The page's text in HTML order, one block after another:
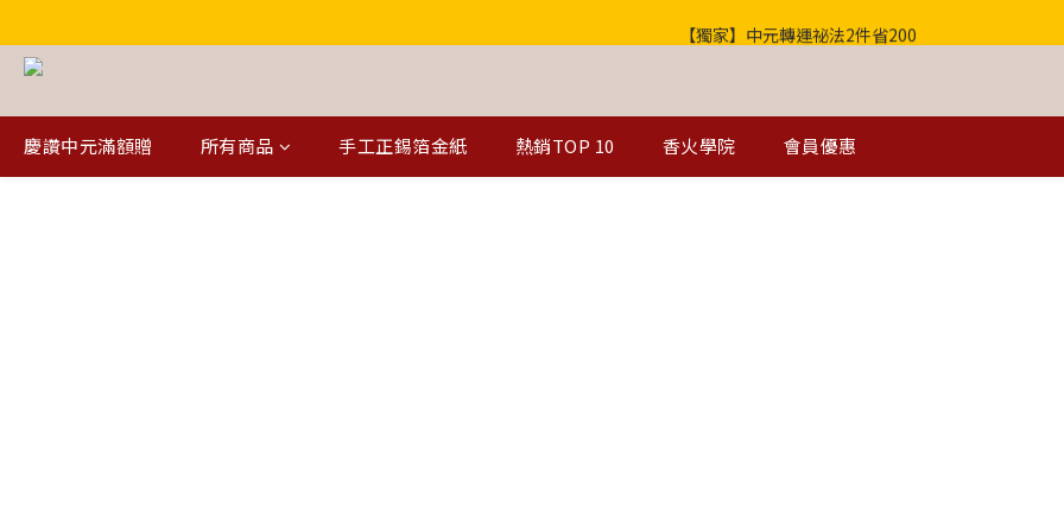
歡迎光臨！全店滿1000免運
【獨家】中元轉運祕法2件省200
慶讚中元滿額贈 所有商品 手工正錫箔金紙 熱銷TOP 10 香火學院 會員優惠